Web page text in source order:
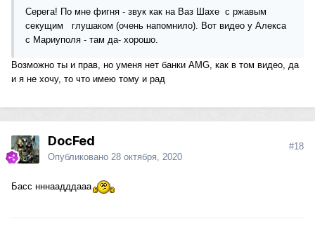
Серега! По мне фигня - звук как на Ваз Шахе с ржавым
секущим глушаком (очень напомнило). Вот видео у Алекса
с Мариуполя - там да- хорошо.
Возможно ты и прав, но уменя нет банки AMG, как в том видео, да
и я не хочу, то что имею тому и рад
DocFed
Опубликовано 28 октября, 2020
#18
Басс нннаадддааа